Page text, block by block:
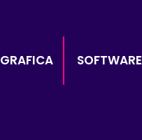
GRAFICA SOFTWARE